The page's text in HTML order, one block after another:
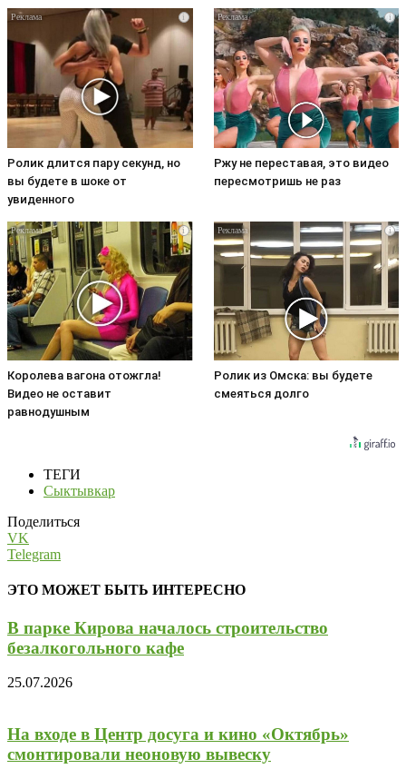
i
Ролик длится пару секунд, но
вы будете в шоке от
увиденного
i
Ржу не переставая, это видео
пересмотришь не раз
i
Королева вагона отожгла!
Видео не оставит
равнодушным
i
Ролик из Омска: вы будете
смеяться долго
ТЕГИ
Сыктывкар
Поделиться
VK
Telegram
ЭТО МОЖЕТ БЫТЬ ИНТЕРЕСНО
В парке Кирова началось строительство
безалкогольного кафе
25.07.2026
На входе в Центр досуга и кино «Октябрь»
смонтировали неоновую вывеску